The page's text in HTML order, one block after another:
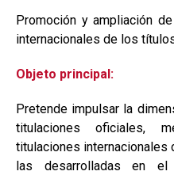
Promoción y ampliación
internacionales de los
Objeto principal:
Pretende impulsar la
titulaciones oficiales,
titulaciones internacionales
las desarrolladas en